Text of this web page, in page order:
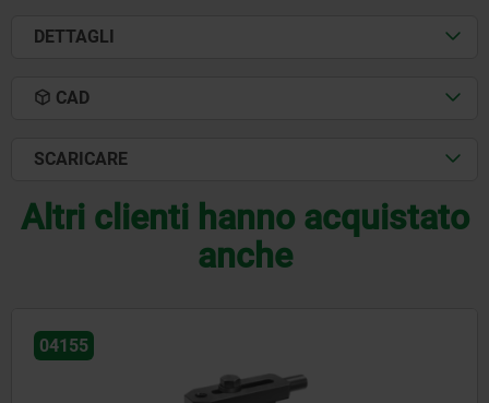
DETTAGLI
CAD
SCARICARE
Altri clienti hanno acquistato
anche